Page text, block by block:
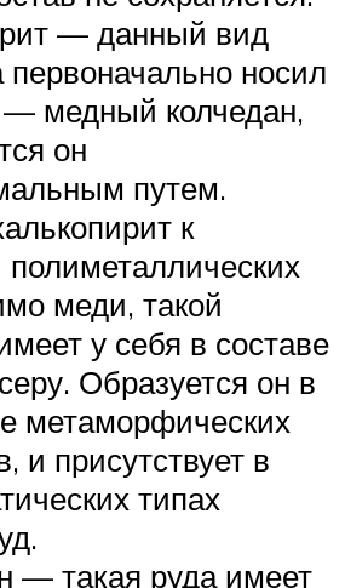
— данный вид
носил
— медный колчедан,
он
путем.
к
полиметаллических
меди, такой
у себя в составе
Образуется он в
метаморфических
и присутствует в
типах
— такая руда имеет